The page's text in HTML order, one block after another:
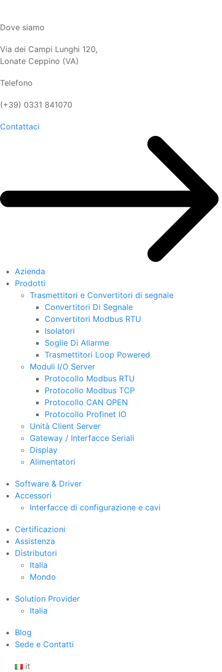
Dove siamo
Via dei Campi Lunghi 120,
Lonate Ceppino (VA)
Telefono
(+39) 0331 841070
Contattaci
Azienda
Prodotti
Trasmettitori e Convertitori di segnale
Convertitori Di Segnale
Convertitori Modbus RTU
Isolatori
Soglie Di Allarme
Trasmettitori Loop Powered
Moduli I/O Server
Protocollo Modbus RTU
Protocollo Modbus TCP
Protocollo CAN OPEN
Protocollo Profinet IO
Unità Client Server
Gateway / Interfacce Seriali
Display
Alimentatori
Software & Driver
Accessori
Interfacce di configurazione e cavi
Certificazioni
Assistenza
Distributori
Italia
Mondo
Solution Provider
Italia
Blog
Sede e Contatti
it